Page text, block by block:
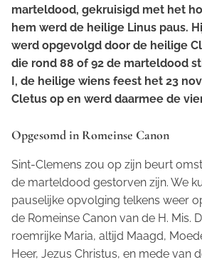
marteldood, gekruisigd met het
hem werd de heilige Linus paus.
werd opgevolgd door de heilige
die rond 88 of 92 de marteldood
I, de heilige wiens feest het 23
Cletus op en werd daarmee de
Opgesomd in Romeinse Canon
Sint-Clemens zou op zijn beurt
de marteldood gestorven zijn. We
pauselijke opvolging telkens weer
de Romeinse Canon van de H. Mis.
roemrijke Maria, altijd Maagd,
Heer, Jezus Christus, en mede van